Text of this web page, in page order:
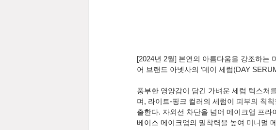
[2024년 2월] 본연의 아름다움을 강조하는
어 브랜드 아넷사의 ‘데이 세럼(DAY
풍부한 영양감이 담긴 가벼운 세럼 텍스처
며, 라이트-핑크 컬러의 세럼이 피부의 칙
출한다. 자외선 차단을 넘어 메이크업 프
베이스 메이크업의 밀착력을 높여 미니멀